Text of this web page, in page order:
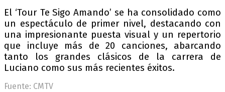
El ‘Tour Te Sigo Amando’ se ha consolidado como
un espectáculo de primer nivel, destacando con
una impresionante puesta visual y un repertorio
que incluye más de 20 canciones, abarcando
tanto los grandes clásicos de la carrera de
Luciano como sus más recientes éxitos.
Fuente: CMTV